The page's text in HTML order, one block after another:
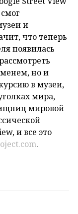
и
что теперь
появилась
но и
в музеи,
мира,
мировой
и все это
.